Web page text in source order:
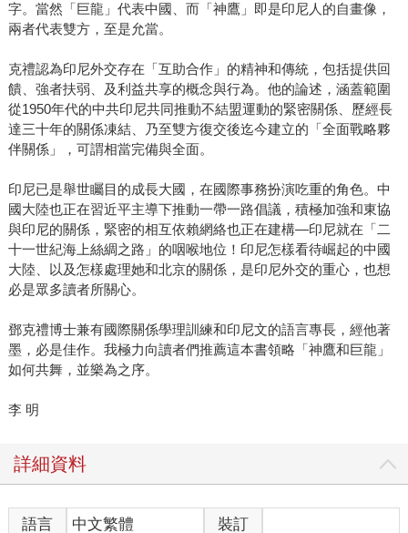
字。當然「巨龍」代表中國、而「神鷹」即是印尼人的自畫像，
兩者代表雙方，至是允當。
克禮認為印尼外交存在「互助合作」的精神和傳統，包括提供回
饋、強者扶弱、及利益共享的概念與行為。他的論述，涵蓋範圍
從1950年代的中共印尼共同推動不結盟運動的緊密關係、歷經長
達三十年的關係凍結、乃至雙方復交後迄今建立的「全面戰略夥
伴關係」，可謂相當完備與全面。
印尼已是舉世矚目的成長大國，在國際事務扮演吃重的角色。中
國大陸也正在習近平主導下推動一帶一路倡議，積極加強和東協
與印尼的關係，緊密的相互依賴網絡也正在建構—印尼就在「二
十一世紀海上絲綢之路」的咽喉地位！印尼怎樣看待崛起的中國
大陸、以及怎樣處理她和北京的關係，是印尼外交的重心，也想
必是眾多讀者所關心。
鄧克禮博士兼有國際關係學理訓練和印尼文的語言專長，經他著
墨，必是佳作。我極力向讀者們推薦這本書領略「神鷹和巨龍」
如何共舞，並樂為之序。
李 明
詳細資料
語言 中文繁體
裝訂